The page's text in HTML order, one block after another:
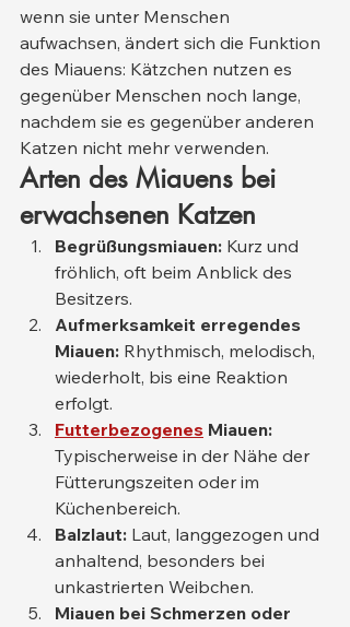
wenn sie unter Menschen
aufwachsen, ändert sich die Funktion
des Miauens: Kätzchen nutzen es
gegenüber Menschen noch lange,
nachdem sie es gegenüber anderen
Katzen nicht mehr verwenden.
Arten des Miauens bei
erwachsenen Katzen
Begrüßungsmiauen: Kurz und
fröhlich, oft beim Anblick des
Besitzers.
Aufmerksamkeit erregendes
Miauen: Rhythmisch, melodisch,
wiederholt, bis eine Reaktion
erfolgt.
Futterbezogenes Miauen:
Typischerweise in der Nähe der
Fütterungszeiten oder im
Küchenbereich.
Balzlaut: Laut, langgezogen und
anhaltend, besonders bei
unkastrierten Weibchen.
Miauen bei Schmerzen oder